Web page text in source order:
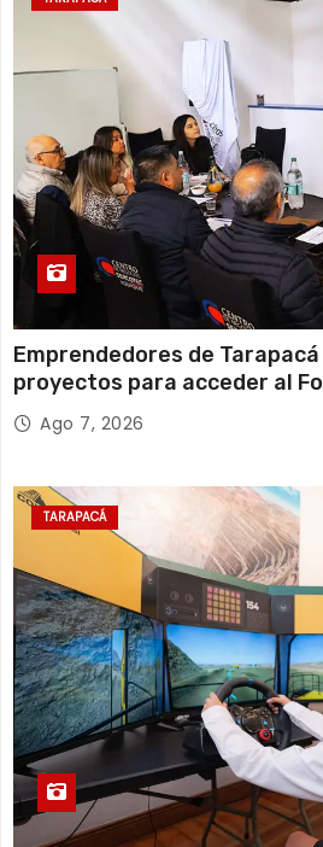
Emprendedores de
proyectos para acceder al
Semilla de SERCOTEC
Ago 7, 2026
TARAPACÁ